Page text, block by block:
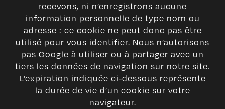
recevons, ni n’enregistrons aucune
information personnelle de type nom ou
adresse : ce cookie ne peut donc pas être
utilisé pour vous identifier. Nous n’autorisons
pas Google à utiliser ou à partager avec un
tiers les données de navigation sur notre site.
L’expiration indiquée ci-dessous représente
la durée de vie d’un cookie sur votre
navigateur.